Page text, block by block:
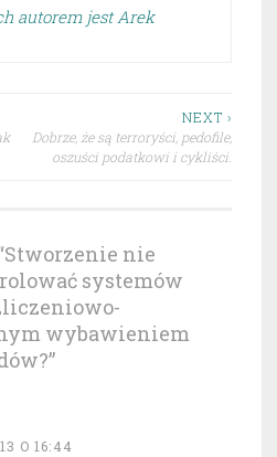
autorem jest Arek
NEXT ›
Dobrze, że są terroryści, pedofile,
oszuści podatkowi i cykliści.
Stworzenie nie
systemów
wybawieniem
”
O 16:44